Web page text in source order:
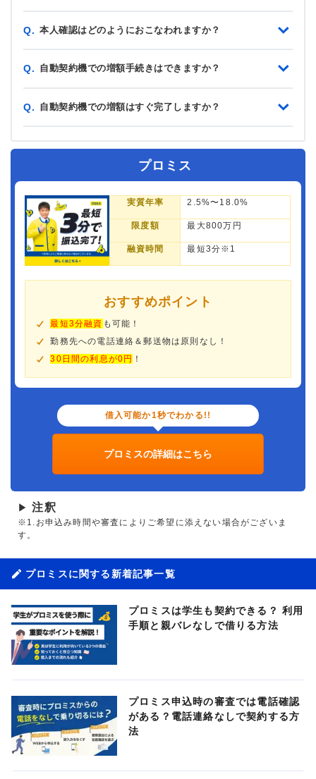
Q. 本人確認はどのようにおこなわれますか？
Q. 自動契約機での増額手続きはできますか？
Q. 自動契約機での増額はすぐ完了しますか？
プロミス
実質年率 2.5%〜18.0%
限度額 最大800万円
融資時間 最短3分※1
おすすめポイント
最短3分融資 も可能！
勤務先への電話連絡＆郵送物は原則なし！
30日間の利息が0円 ！
借入可能か1秒でわかる!!
プロミスの詳細はこちら
▶ 注釈
※1.お申込み時間や審査によりご希望に添えない場合がございま
す。
プロミスに関する新着記事一覧
プロミスは学生も契約できる？ 利用
手順と親バレなしで借りる方法
プロミス申込時の審査では電話確認
がある？電話連絡なしで契約する方
法